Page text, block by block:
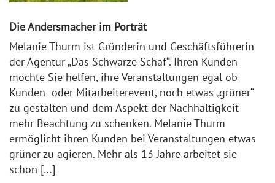
Die Andersmacher im Porträt
Melanie Thurm ist Gründerin und Geschäftsführerin
der Agentur „Das Schwarze Schaf“. Ihren Kunden
möchte Sie helfen, ihre Veranstaltungen egal ob
Kunden- oder Mitarbeiterevent, noch etwas „grüner“
zu gestalten und dem Aspekt der Nachhaltigkeit
mehr Beachtung zu schenken. Melanie Thurm
ermöglicht ihren Kunden bei Veranstaltungen etwas
grüner zu agieren. Mehr als 13 Jahre arbeitet sie
schon […]